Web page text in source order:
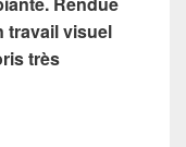
travail visuel
très